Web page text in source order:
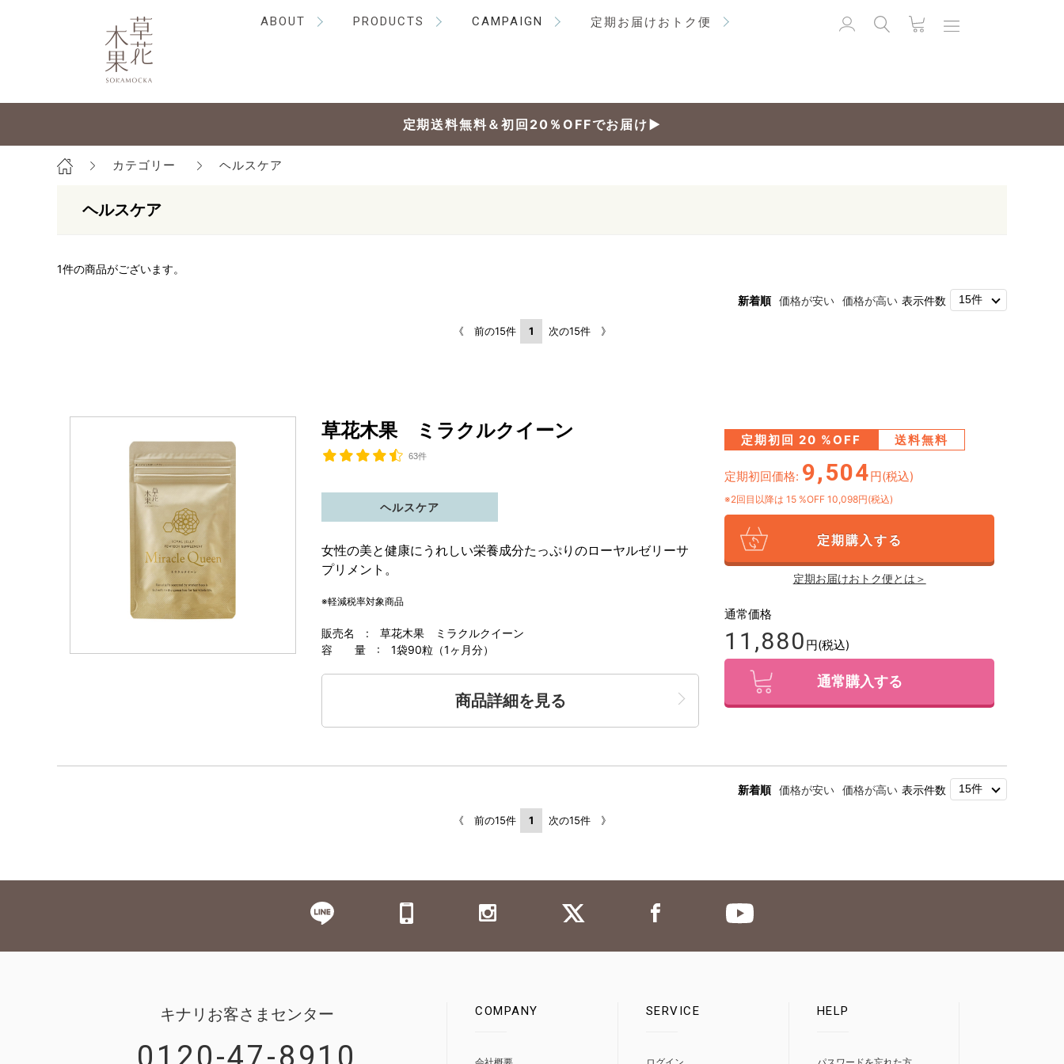
ABOUT PRODUCTS CAMPAIGN 定期お届けおトク便
定期送料無料＆初回20％OFFでお届け▶
カテゴリー ヘルスケア
ヘルスケア
1件の商品がございます。
新着順 価格が安い 価格が高い 表示件数
《 前の15件 1 次の15件 》
草花木果 ミラクルクイーン
63件
販売名 : 草花木果 ミラクルクイーン
容 量 : 1袋90粒（1ヶ月分）
ヘルスケア
女性の美と健康にうれしい栄養成分たっぷりのローヤルゼリーサ
プリメント。
※軽減税率対象商品
商品詳細を見る
定期初回 20 %OFF 送料無料
定期初回価格: 9,504円(税込)
※2回目以降は 15 %OFF 10,098円(税込)
定期購入する
定期お届けおトク便とは＞
通常価格
11,880 円(税込)
通常購入する
新着順 価格が安い 価格が高い 表示件数
《 前の15件 1 次の15件 》
キナリお客さまセンター
0120-47-8910
COMPANY SERVICE HELP